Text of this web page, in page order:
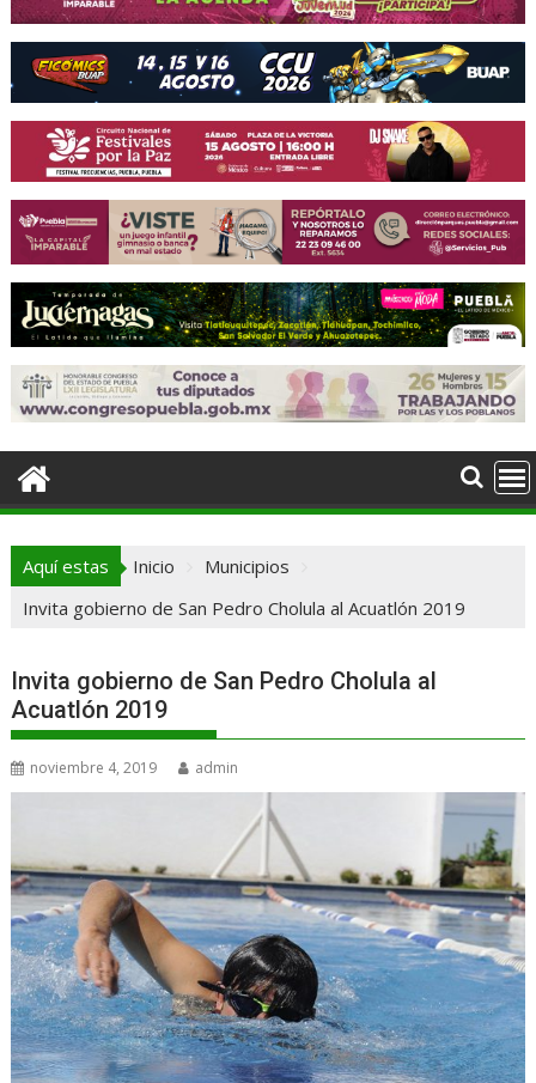
Aquí estas Inicio
Municipios
Invita gobierno de San Pedro Cholula al Acuatlón 2019
Invita gobierno de San Pedro Cholula al
Acuatlón 2019
noviembre 4, 2019 admin